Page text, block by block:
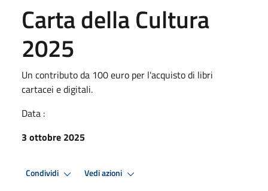
Carta della Cultura
2025
Un contributo da 100 euro per l'acquisto di libri
cartacei e digitali.
Data :
3 ottobre 2025
Condividi Vedi azioni